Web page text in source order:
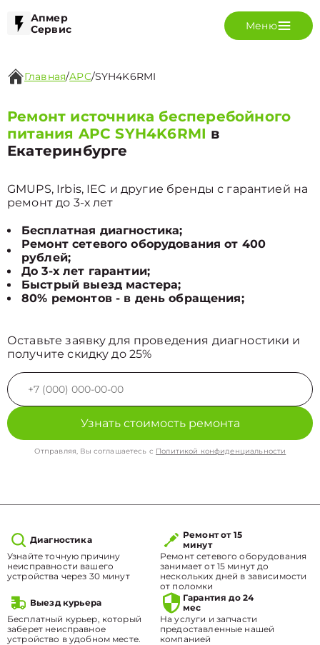
Апмер
Сервис
Меню
Главная/APC/SYH4K6RMI
Ремонт источника бесперебойного
питания APC SYH4K6RMI в
Екатеринбурге
GMUPS, Irbis, IEC и другие бренды с гарантией на
ремонт до 3-х лет
Бесплатная диагностика;
Ремонт сетевого оборудования от 400
рублей;
До 3-х лет гарантии;
Быстрый выезд мастера;
80% ремонтов - в день обращения;
Оставьте заявку для проведения диагностики и
получите скидку до 25%
Узнать стоимость ремонта
Отправляя, Вы соглашаетесь с Политикой конфиденциальности
Диагностика
Узнайте точную причину
неисправности вашего
устройства через 30 минут
Ремонт от 15
минут
Ремонт сетевого оборудования
занимает от 15 минут до
нескольких дней в зависимости
от поломки
Выезд курьера
Бесплатный курьер, который
заберет неисправное
устройство в удобном месте.
Гарантия до 24
мес
На услуги и запчасти
предоставленные нашей
компанией